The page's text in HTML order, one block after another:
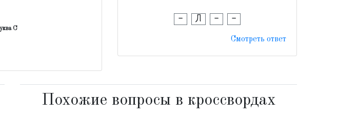
С
- Л - -
Смотреть ответ
Похожие вопросы в кроссвордах